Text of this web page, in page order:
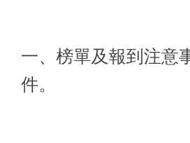
一、榜單及報到注意
件。